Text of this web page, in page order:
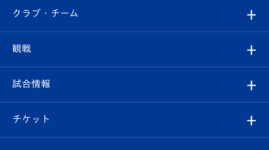
すべて
クラブ
試合情報
クラブ・チーム
クラブ概要
エンブレム紹介
観戦
観戦ルール
はじめての観戦ガイド
試合情報
試合日程/結果
チケット